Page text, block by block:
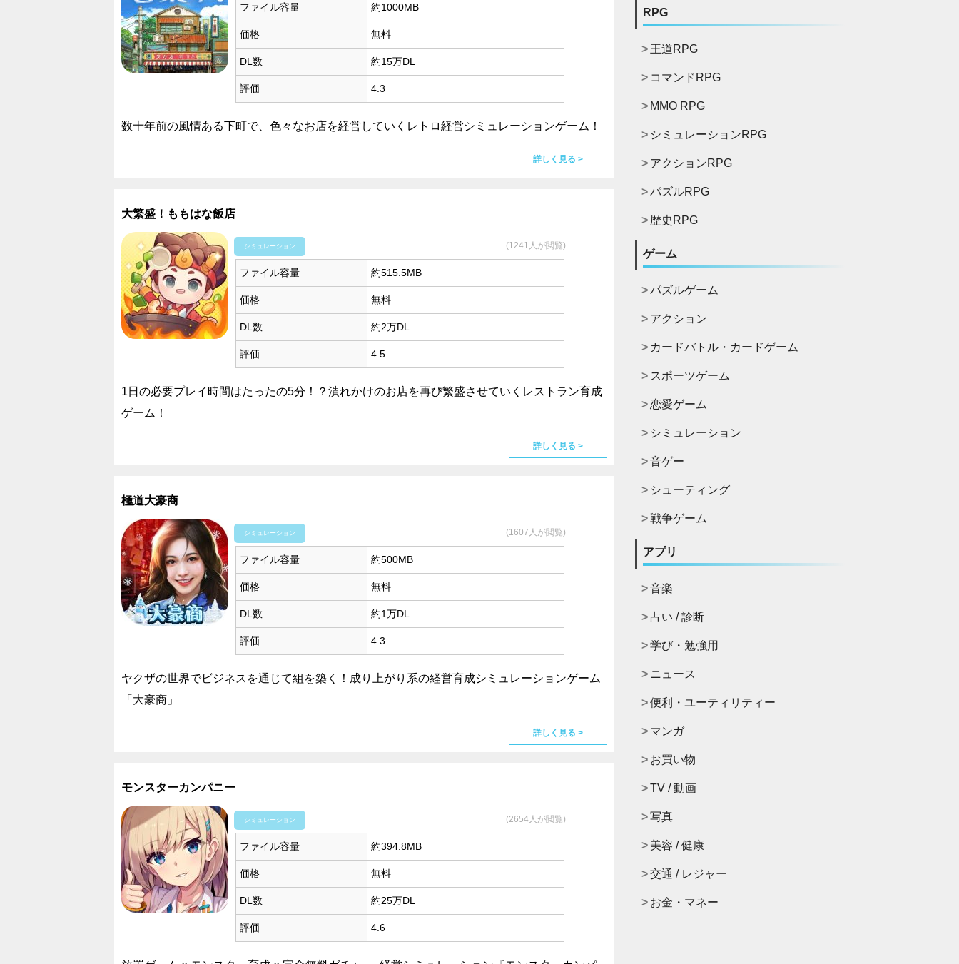
ファイル容量 約1000MB
価格 無料
DL数 約15万DL
評価 4.3
数十年前の風情ある下町で、色々なお店を経営していくレトロ経営シミュレーションゲーム！
詳しく見る >
大繁盛！ももはな飯店
シミュレーション (1241人が閲覧)
ファイル容量 約515.5MB
価格 無料
DL数 約2万DL
評価 4.5
1日の必要プレイ時間はたったの5分！？潰れかけのお店を再び繁盛させていくレストラン育成
ゲーム！
詳しく見る >
極道大豪商
シミュレーション (1607人が閲覧)
ファイル容量 約500MB
価格 無料
DL数 約1万DL
評価 4.3
ヤクザの世界でビジネスを通じて組を築く！成り上がり系の経営育成シミュレーションゲーム
「大豪商」
詳しく見る >
モンスターカンパニー
シミュレーション (2654人が閲覧)
ファイル容量 約394.8MB
価格 無料
DL数 約25万DL
評価 4.6
RPG
王道RPG
コマンドRPG
MMO RPG
シミュレーションRPG
アクションRPG
パズルRPG
歴史RPG
ゲーム
パズルゲーム
アクション
カードバトル・カードゲーム
スポーツゲーム
恋愛ゲーム
シミュレーション
音ゲー
シューティング
戦争ゲーム
アプリ
音楽
占い / 診断
学び・勉強用
ニュース
便利・ユーティリティー
マンガ
お買い物
TV / 動画
写真
美容 / 健康
交通 / レジャー
お金・マネー